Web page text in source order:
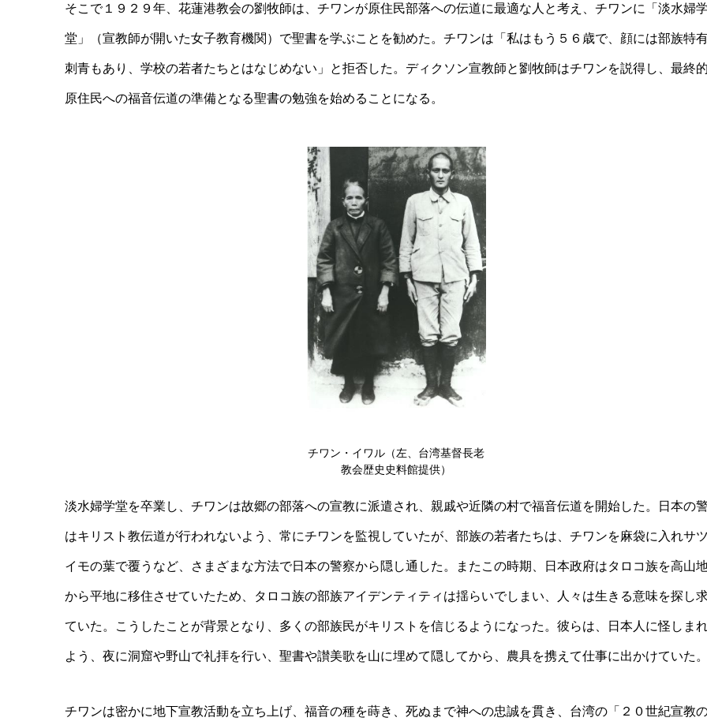
そこで１９２９年、花蓮港教会の劉牧師は、チワンが原住民部落への伝道に最適な人と考え、チワンに「淡水婦学
堂」（宣教師が開いた女子教育機関）で聖書を学ぶことを勧めた。チワンは「私はもう５６歳で、顔には部族特
刺青もあり、学校の若者たちとはなじめない」と拒否した。ディクソン宣教師と劉牧師はチワンを説得し、最終
原住民への福音伝道の準備となる聖書の勉強を始めることになる。
チワン・イワル（左、台湾基督長老
教会歴史史料館提供）
淡水婦学堂を卒業し、チワンは故郷の部落への宣教に派遣され、親戚や近隣の村で福音伝道を開始した。日本の
はキリスト教伝道が行われないよう、常にチワンを監視していたが、部族の若者たちは、チワンを麻袋に入れサ
イモの葉で覆うなど、さまざまな方法で日本の警察から隠し通した。またこの時期、日本政府はタロコ族を高山
から平地に移住させていたため、タロコ族の部族アイデンティティは揺らいでしまい、人々は生きる意味を探し
ていた。こうしたことが背景となり、多くの部族民がキリストを信じるようになった。彼らは、日本人に怪しま
よう、夜に洞窟や野山で礼拝を行い、聖書や讃美歌を山に埋めて隠してから、農具を携えて仕事に出かけていた。
チワンは密かに地下宣教活動を立ち上げ、福音の種を蒔き、死ぬまで神への忠誠を貫き、台湾の「２０世紀宣教